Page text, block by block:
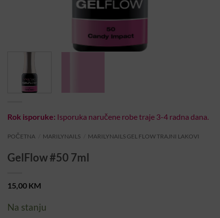
Rok isporuke: Isporuka naručene robe traje 3-4 radna dana.
POČETNA MARILYNAILS MARILYNAILS GEL FLOW TRAJNI LAKOVI
GelFlow #50 7ml
15,00 KM
Na stanju